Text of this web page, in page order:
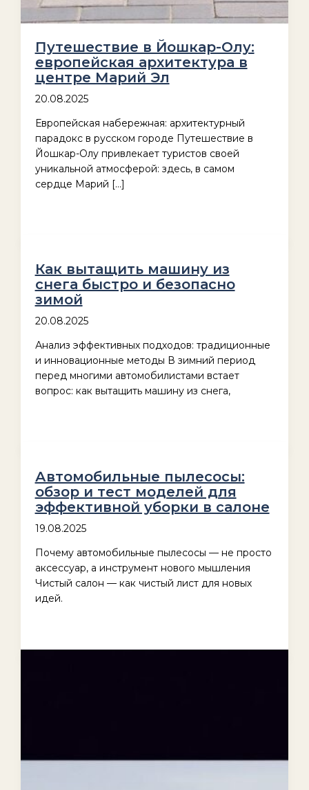
Путешествие в Йошкар-Олу:
европейская архитектура в
центре Марий Эл
20.08.2025
Европейская набережная: архитектурный
парадокс в русском городе Путешествие в
Йошкар-Олу привлекает туристов своей
уникальной атмосферой: здесь, в самом
сердце Марий […]
Как вытащить машину из
снега быстро и безопасно
зимой
20.08.2025
Анализ эффективных подходов: традиционные
и инновационные методы В зимний период
перед многими автомобилистами встает
вопрос: как вытащить машину из снега,
Автомобильные пылесосы:
обзор и тест моделей для
эффективной уборки в салоне
19.08.2025
Почему автомобильные пылесосы — не просто
аксессуар, а инструмент нового мышления
Чистый салон — как чистый лист для новых
идей.